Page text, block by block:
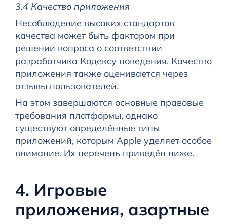
3.4 Качество приложения
Несоблюдение высоких стандартов
качества может быть фактором при
решении вопроса о соответствии
разработчика Кодексу поведения. Качество
приложения также оценивается через
отзывы пользователей.
На этом завершаются основные правовые
требования платформы, однако
существуют определённые типы
приложений, которым Apple уделяет особое
внимание. Их перечень приведён ниже.
4. Игровые
приложения, азартные